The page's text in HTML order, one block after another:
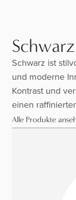
Schwarz
Schwarz ist
und moderne
Kontrast und
einen
Alle Produkte